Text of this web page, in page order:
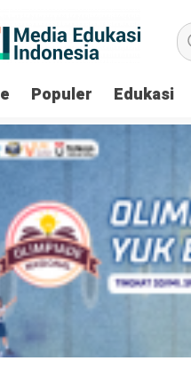
Populer Edukasi